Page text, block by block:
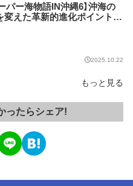
パー海物語IN沖縄6】沖海の
変えた革新的進化ポイントを
2025.10.22
もっと見る
ったらシェア!